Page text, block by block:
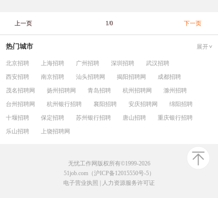
上一页 1/0 下一页
热门城市 展开
北京招聘 上海招聘 广州招聘 深圳招聘
武汉招聘
西安招聘
南京招聘 汕头招聘网 揭阳招聘网
成都招聘
茂名招聘网
扬州招聘网 青岛招聘 杭州招聘网
滁州招聘
台州招聘网
杭州银行招聘 襄阳招聘 安庆招聘网
绵阳招聘
十堰招聘
保定招聘 苏州银行招聘 唐山招聘
重庆银行招聘
乐山招聘
上饶招聘网
无忧工作网版权所有©1999-2026
51job.com（沪ICP备12015550号-5）
电子营业执照
人力资源服务许可证